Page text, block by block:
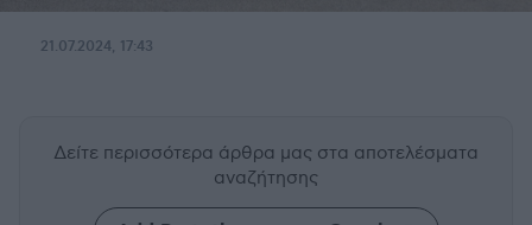
21.07.2024, 17:43
Δείτε περισσότερα άρθρα μας στα αποτελέσματα
αναζήτησης